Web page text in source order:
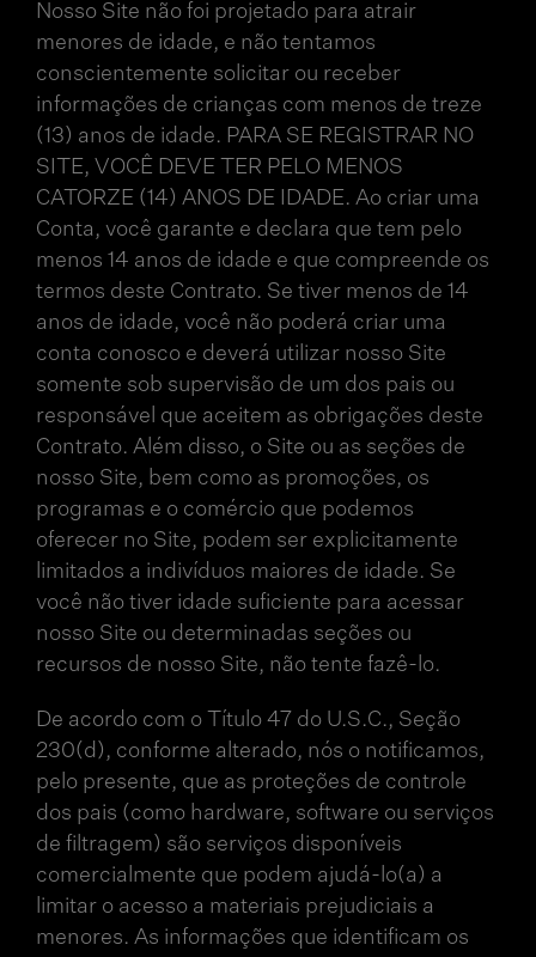
Nosso Site não foi projetado para atrair
menores de idade, e não tentamos
conscientemente solicitar ou receber
informações de crianças com menos de treze
(13) anos de idade. PARA SE REGISTRAR NO
SITE, VOCÊ DEVE TER PELO MENOS
CATORZE (14) ANOS DE IDADE. Ao criar uma
Conta, você garante e declara que tem pelo
menos 14 anos de idade e que compreende os
termos deste Contrato. Se tiver menos de 14
anos de idade, você não poderá criar uma
conta conosco e deverá utilizar nosso Site
somente sob supervisão de um dos pais ou
responsável que aceitem as obrigações deste
Contrato. Além disso, o Site ou as seções de
nosso Site, bem como as promoções, os
programas e o comércio que podemos
oferecer no Site, podem ser explicitamente
limitados a indivíduos maiores de idade. Se
você não tiver idade suficiente para acessar
nosso Site ou determinadas seções ou
recursos de nosso Site, não tente fazê-lo.
De acordo com o Título 47 do U.S.C., Seção
230(d), conforme alterado, nós o notificamos,
pelo presente, que as proteções de controle
dos pais (como hardware, software ou serviços
de filtragem) são serviços disponíveis
comercialmente que podem ajudá-lo(a) a
limitar o acesso a materiais prejudiciais a
menores. As informações que identificam os